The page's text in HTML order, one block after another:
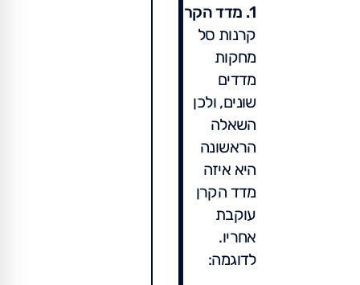
1. מדד הקרן
קרנות סל
מחקות
מדדים
שונים, ולכן
השאלה
הראשונה
היא איזה
מדד הקרן
עוקבת
אחריו.
לדוגמה: